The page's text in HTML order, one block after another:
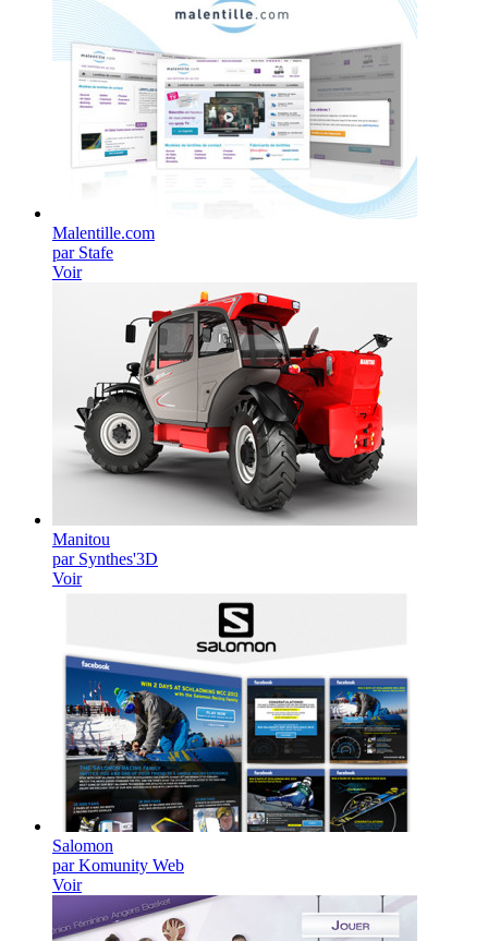
Malentille.com
par Stafe
Voir
Manitou
par Synthes'3D
Voir
Salomon
par Komunity Web
Voir